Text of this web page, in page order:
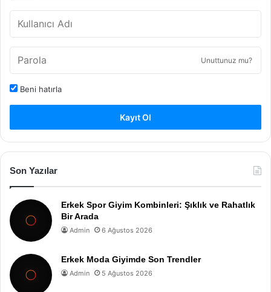
Unuttunuz mu?
Beni hatırla
Kayıt Ol
Son Yazılar
Erkek Spor Giyim Kombinleri: Şıklık ve Rahatlık
Bir Arada
Admin 6 Ağustos 2026
Erkek Moda Giyimde Son Trendler
Admin 5 Ağustos 2026